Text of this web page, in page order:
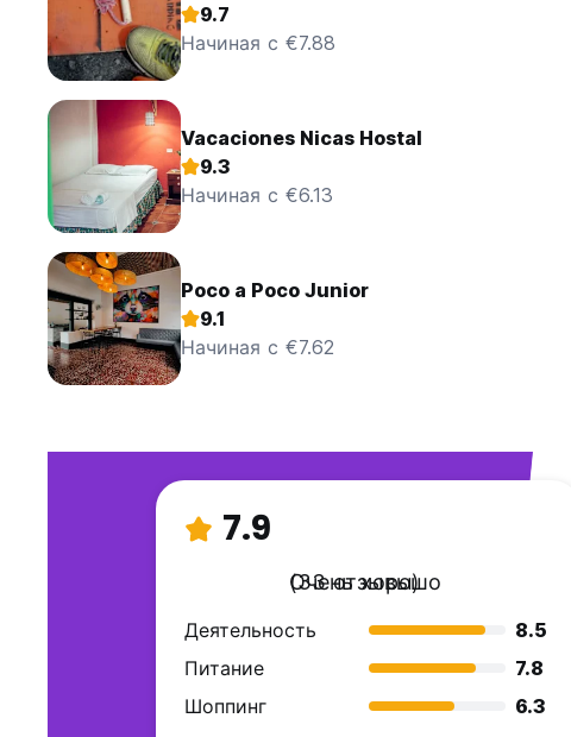
9.7
Начиная с €7.88
Vacaciones Nicas Hostal
9.3
Начиная с €6.13
Poco a Poco Junior
9.1
Начиная с €7.62
7.9
Очень хорошо
(33 отзывы)
Деятельность
8.5
Питание
7.8
Шоппинг
6.3